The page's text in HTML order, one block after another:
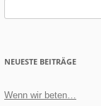
NEUESTE BEITRÄGE
Wenn wir beten…